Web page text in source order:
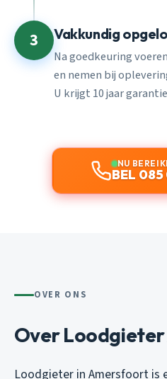
3 Vakkundig
Na goedkeuring
en nemen bij
U krijgt 10 jaar
NU
BEL
OVER ONS
Over
Loodgieter in Amersfoort is